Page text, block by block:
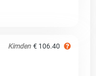
Kimden € 106.40